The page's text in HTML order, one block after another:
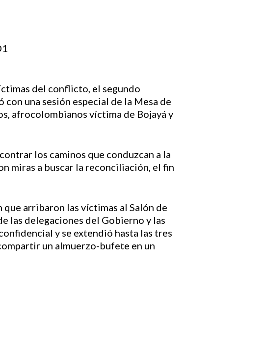
del conflicto, el segundo
una sesión especial de la Mesa de
afrocolombianos víctima de Bojayá y
los caminos que conduzcan a la
miras a buscar la reconciliación, el fin
que arribaron las víctimas al Salón de
las delegaciones del Gobierno y las
y se extendió hasta las tres
un almuerzo-bufete en un